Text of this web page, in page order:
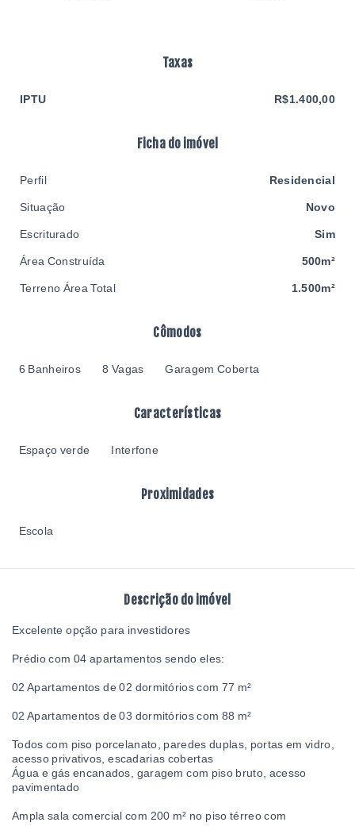
Cômodos
6 Banheiros 8 Vagas Garagem Coberta
Características
Espaço verde Interfone
Proximidades
Escola
Descrição do imóvel
Excelente opção para investidores
Prédio com 04 apartamentos sendo eles:
02 Apartamentos de 02 dormitórios com 77 m²
02 Apartamentos de 03 dormitórios com 88 m²
Todos com piso porcelanato, paredes duplas, portas em vidro,
acesso privativos, escadarias cobertas
Água e gás encanados, garagem com piso bruto, acesso
pavimentado
Ampla sala comercial com 200 m² no piso térreo com
Taxas
IPTU R$1.400,00
Ficha do imóvel
Perfil Residencial
Situação Novo
Escriturado Sim
Área Construída 500m²
Terreno Área Total 1.500m²